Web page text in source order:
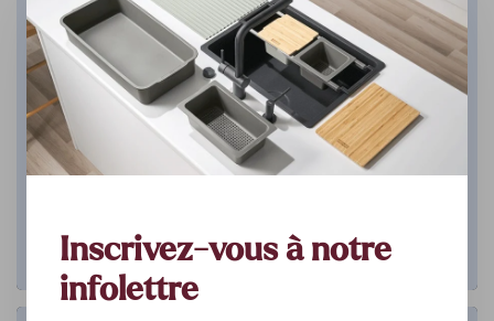
Inscrivez-vous à notre
infolettre